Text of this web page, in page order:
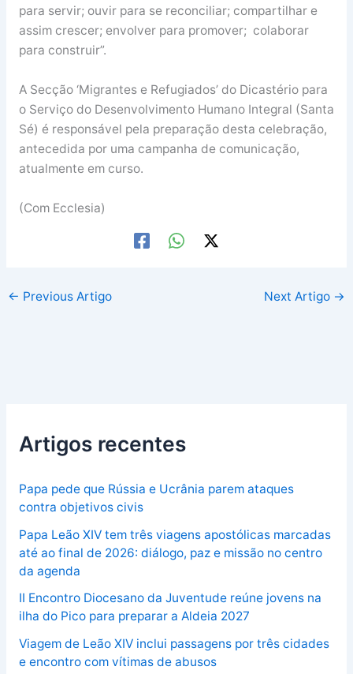
para servir; ouvir para se reconciliar; compartilhar e
assim crescer; envolver para promover; colaborar
para construir”.
A Secção ‘Migrantes e Refugiados’ do Dicastério para
o Serviço do Desenvolvimento Humano Integral (Santa
Sé) é responsável pela preparação desta celebração,
antecedida por uma campanha de comunicação,
atualmente em curso.
(Com Ecclesia)
← Previous Artigo Next Artigo →
Artigos recentes
Papa pede que Rússia e Ucrânia parem ataques
contra objetivos civis
Papa Leão XIV tem três viagens apostólicas marcadas
até ao final de 2026: diálogo, paz e missão no centro
da agenda
II Encontro Diocesano da Juventude reúne jovens na
ilha do Pico para preparar a Aldeia 2027
Viagem de Leão XIV inclui passagens por três cidades
e encontro com vítimas de abusos